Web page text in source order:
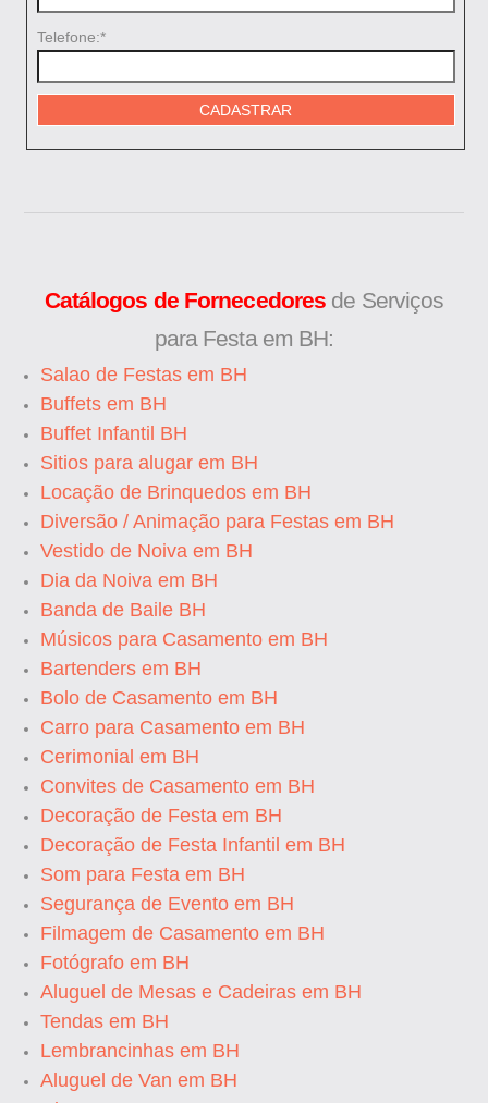
Telefone:*
Catálogos de Fornecedores de Serviços
para Festa em BH:
Salao de Festas em BH
Buffets em BH
Buffet Infantil BH
Sitios para alugar em BH
Locação de Brinquedos em BH
Diversão / Animação para Festas em BH
Vestido de Noiva em BH
Dia da Noiva em BH
Banda de Baile BH
Músicos para Casamento em BH
Bartenders em BH
Bolo de Casamento em BH
Carro para Casamento em BH
Cerimonial em BH
Convites de Casamento em BH
Decoração de Festa em BH
Decoração de Festa Infantil em BH
Som para Festa em BH
Segurança de Evento em BH
Filmagem de Casamento em BH
Fotógrafo em BH
Aluguel de Mesas e Cadeiras em BH
Tendas em BH
Lembrancinhas em BH
Aluguel de Van em BH